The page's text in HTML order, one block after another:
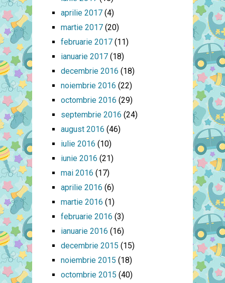
aprilie 2017(4)
martie 2017(20)
februarie 2017(11)
ianuarie 2017(18)
decembrie 2016 (18)
noiembrie 2016 (22)
octombrie 2016 (29)
septembrie 2016 (24)
august 2016 (46)
iulie 2016 (10)
iunie 2016 (21)
mai 2016 (17)
aprilie 2016 (6)
martie 2016 (1)
februarie 2016 (3)
ianuarie 2016 (16)
decembrie 2015 (15)
noiembrie 2015 (18)
octombrie 2015 (40)